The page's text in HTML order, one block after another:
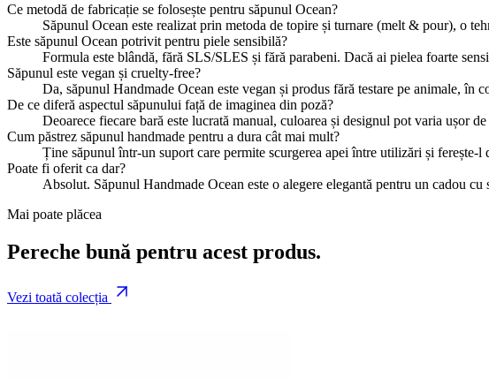
Ce metodă de fabricație se folosește pentru săpunul Ocean?
Săpunul Ocean este realizat prin metoda de topire și turnare (melt & pour), o
Este săpunul Ocean potrivit pentru piele sensibilă?
Formula este blândă, fără SLS/SLES și fără parabeni. Dacă ai pielea foarte
Săpunul este vegan și cruelty-free?
Da, săpunul Handmade Ocean este vegan și produs fără testare pe animale,
De ce diferă aspectul săpunului față de imaginea din poză?
Deoarece fiecare bară este lucrată manual, culoarea și designul pot varia ușor
Cum păstrez săpunul handmade pentru a dura cât mai mult?
Ține săpunul într-un suport care permite scurgerea apei între utilizări și
Poate fi oferit ca dar?
Absolut. Săpunul Handmade Ocean este o alegere elegantă pentru un cadou
Mai poate plăcea
Pereche bună pentru acest produs.
Vezi toată colecția